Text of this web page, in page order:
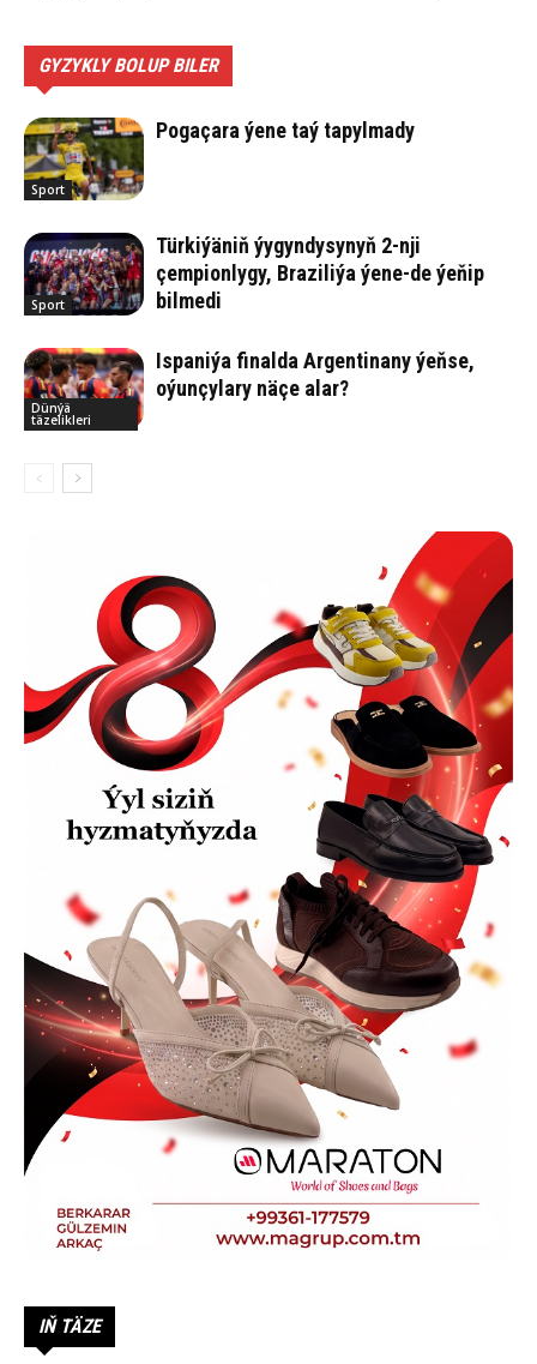
GYZYKLY BOLUP BILER
Sport
Pogaçara ýene taý tapylmady
Sport
Türkiýäniň ýygyndysynyň 2-nji
çempionlygy, Braziliýa ýene-de ýeňip
bilmedi
Dünýä
täzelikleri
Ispaniýa finalda Argentinany ýeňse,
oýunçylary näçe alar?
IŇ TÄZE